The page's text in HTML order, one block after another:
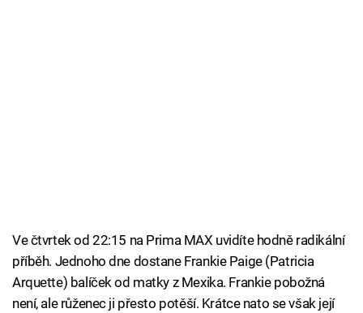
Ve čtvrtek od 22:15 na Prima MAX uvidíte hodně radikální
příběh. Jednoho dne dostane Frankie Paige (Patricia
Arquette) balíček od matky z Mexika. Frankie pobožná
není, ale růženec ji přesto potěší. Krátce nato se však její